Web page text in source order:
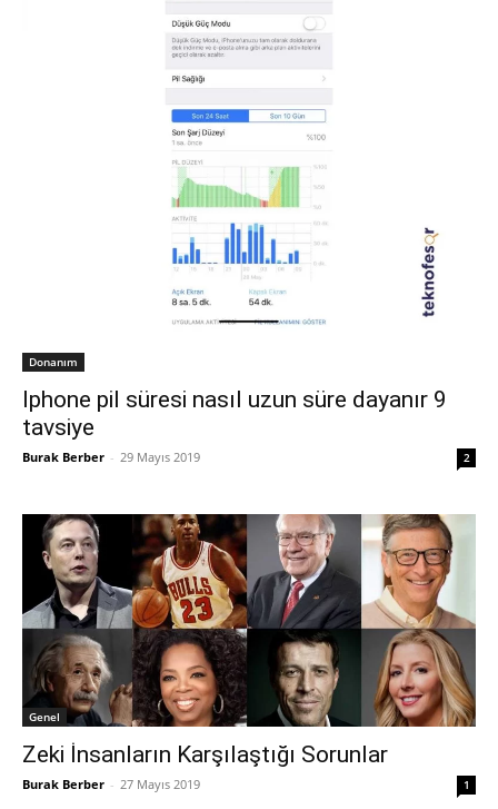
Donanım
Iphone pil süresi nasıl uzun süre dayanır 9
tavsiye
Burak Berber - 29 Mayıs 2019 2
Genel
Zeki İnsanların Karşılaştığı Sorunlar
Burak Berber - 27 Mayıs 2019 1